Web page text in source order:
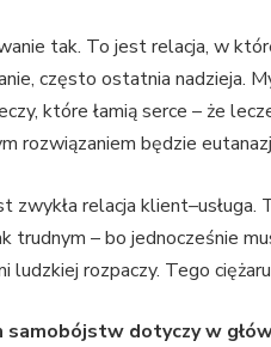
tak. To jest relacja, w
często ostatnia nadzieja.
które łamią serce – że
rozwiązaniem będzie
zwykła relacja klient–usługa.
trudnym – bo jednocześnie
ludzkiej rozpaczy. Tego
dotyczy w